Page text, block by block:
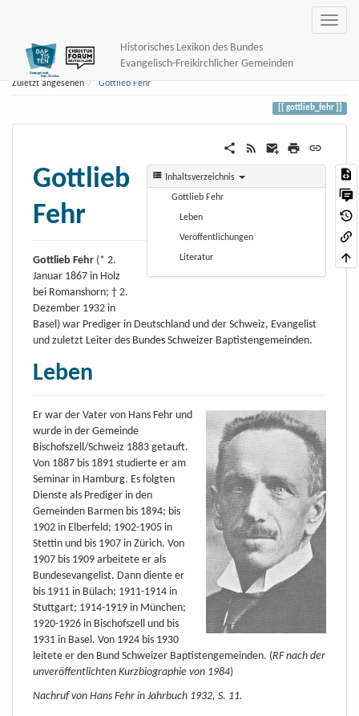
Historisches Lexikon des Bundes
Evangelisch-Freikirchlicher Gemeinden
Zuletzt angesehen Gottlieb Fehr
gottlieb_fehr
Inhaltsverzeichnis
Gottlieb Fehr
Leben
Veröffentlichungen
Literatur
Gottlieb
Fehr
Gottlieb Fehr (* 2.
Januar 1867 in Holz
bei Romanshorn; † 2.
Dezember 1932 in
Basel) war Prediger in Deutschland und der Schweiz, Evangelist
und zuletzt Leiter des Bundes Schweizer Baptistengemeinden.
Leben
Er war der Vater von Hans Fehr und
wurde in der Gemeinde
Bischofszell/Schweiz 1883 getauft.
Von 1887 bis 1891 studierte er am
Seminar in Hamburg. Es folgten
Dienste als Prediger in den
Gemeinden Barmen bis 1894; bis
1902 in Elberfeld; 1902-1905 in
Stettin und bis 1907 in Zürich. Von
1907 bis 1909 arbeitete er als
Bundesevangelist. Dann diente er
bis 1911 in Bülach; 1911-1914 in
Stuttgart; 1914-1919 in München;
1920-1926 in Bischofszell und bis
1931 in Basel. Von 1924 bis 1930
leitete er den Bund Schweizer Baptistengemeinden. (RF nach der
unveröffentlichten Kurzbiographie von 1984)
Nachruf von Hans Fehr in Jahrbuch 1932, S. 11.